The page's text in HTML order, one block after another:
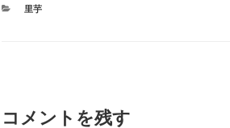
カ
里芋
コメントを残す